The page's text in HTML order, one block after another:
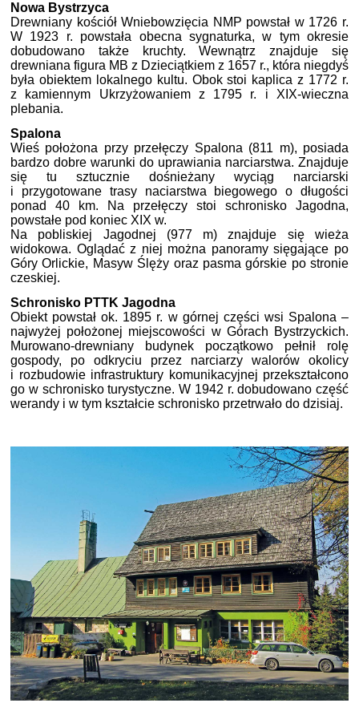
Nowa Bystrzyca
Drewniany kościół Wniebowzięcia NMP powstał w 1726 r.
W 1923 r. powstała obecna sygnaturka, w tym okresie
dobudowano także kruchty. Wewnątrz znajduje się
drewniana figura MB z Dzieciątkiem z 1657 r., która niegdyś
była obiektem lokalnego kultu. Obok stoi kaplica z 1772 r.
z kamiennym Ukrzyżowaniem z 1795 r. i XIX-wieczna
plebania.
Spalona
Wieś położona przy przełęczy Spalona (811 m), posiada
bardzo dobre warunki do uprawiania narciarstwa. Znajduje
się tu sztucznie dośnieżany wyciąg narciarski
i przygotowane trasy naciarstwa biegowego o długości
ponad 40 km. Na przełęczy stoi schronisko Jagodna,
powstałe pod koniec XIX w.
Na pobliskiej Jagodnej (977 m) znajduje się wieża
widokowa. Oglądać z niej można panoramy sięgające po
Góry Orlickie, Masyw Ślęży oraz pasma górskie po stronie
czeskiej.
Schronisko PTTK Jagodna
Obiekt powstał ok. 1895 r. w górnej części wsi Spalona –
najwyżej położonej miejscowości w Górach Bystrzyckich.
Murowano-drewniany budynek początkowo pełnił rolę
gospody, po odkryciu przez narciarzy walorów okolicy
i rozbudowie infrastruktury komunikacyjnej przekształcono
go w schronisko turystyczne. W 1942 r. dobudowano część
werandy i w tym kształcie schronisko przetrwało do dzisiaj.